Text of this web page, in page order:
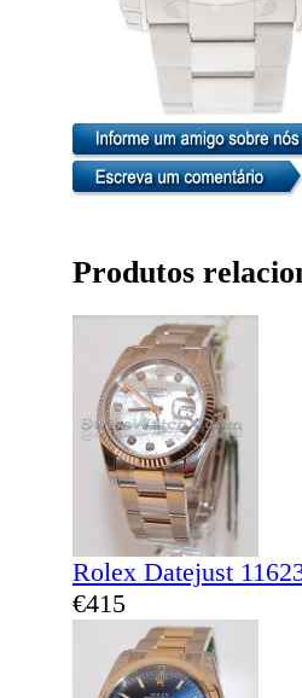
Produtos
Rolex Datejust
€415